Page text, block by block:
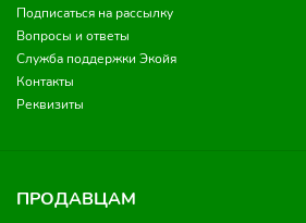
Подписаться на рассылку
Вопросы и ответы
Служба поддержки Экойя
Контакты
Реквизиты
ПРОДАВЦАМ